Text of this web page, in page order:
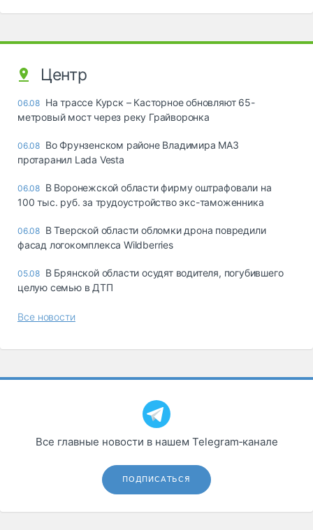
Центр
06.08 На трассе Курск – Касторное обновляют 65-
метровый мост через реку Грайворонка
06.08 Во Фрунзенском районе Владимира МАЗ
протаранил Lada Vesta
06.08 В Воронежской области фирму оштрафовали на
100 тыс. руб. за трудоустройство экс-таможенника
06.08 В Тверской области обломки дрона повредили
фасад логокомплекса Wildberries
05.08 В Брянской области осудят водителя, погубившего
целую семью в ДТП
Все новости
Все главные новости в нашем Telegram‑канале
ПОДПИСАТЬСЯ